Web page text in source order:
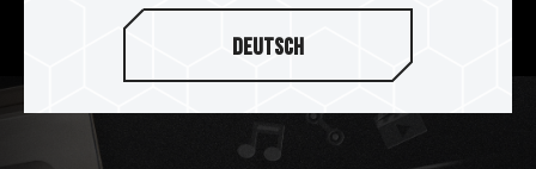
便使用者携带，随取随存。
Deutsch